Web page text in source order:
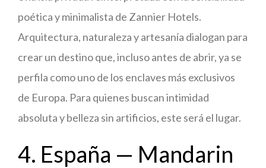
poética y minimalista de Zannier Hotels.
Arquitectura, naturaleza y artesanía dialogan para
crear un destino que, incluso antes de abrir, ya se
perfila como uno de los enclaves más exclusivos
de Europa. Para quienes buscan intimidad
absoluta y belleza sin artificios, este será el lugar.
4. España — Mandarin